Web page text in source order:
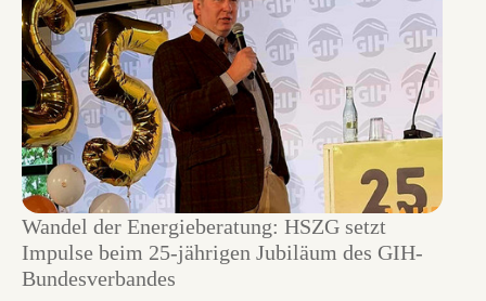
Wandel der Energieberatung: HSZG setzt
Impulse beim 25-jährigen Jubiläum des GIH-
Bundesverbandes